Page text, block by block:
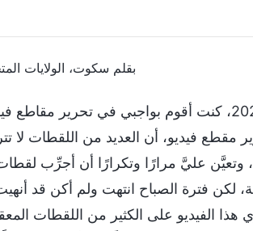
بقلم سكوت، الولايات
في أكتوبر من عام 2024، كنت أقوم بواجبي في
مقطع فيديو، أن العديد من اللقطات لا
وتعيَّن عليَّ مرارًا وتكرارًا أن أجرِّب
لكن فترة الصباح انتهت ولم أكن قد
هذا الفيديو على الكثير من اللقطات